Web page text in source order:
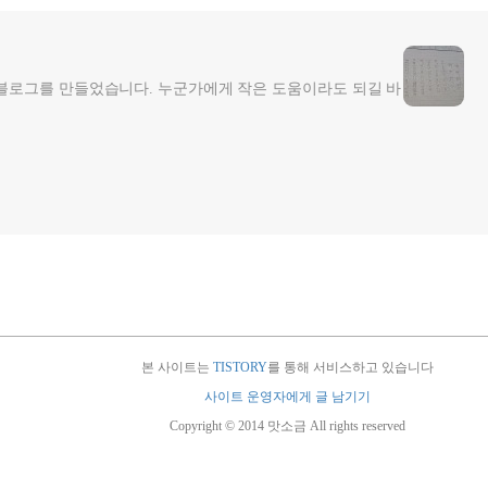
그를 만들었습니다. 누군가에게 작은 도움이라도 되길 바
본 사이트는 TISTORY를 통해 서비스하고 있습니다
사이트 운영자에게 글 남기기
Copyright © 2014 맛소금 All rights reserved